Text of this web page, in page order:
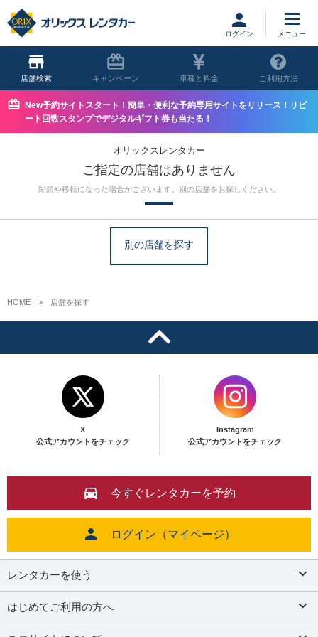
ログイン
店舗 キャンペーン 車種と料金 ご利用方法
New予約サイトスタート！簡単・便利な予約専用サイトをリリース！リピ
ート回数スタンプでデジタルギフト券も当たる！
オリックスレンタカー
ご指定の店舗はありません
閉鎖や移転になった場合がございます。別の店舗をお探しください。
別の店舗を探す
HOME 店舗を探す
X
公式アカウントをチェック
Instagram
公式アカウントをチェック
今すぐレンタカーを予約
ログイン（マイページ）
レンタカーを使う
はじめてご利用の方へ